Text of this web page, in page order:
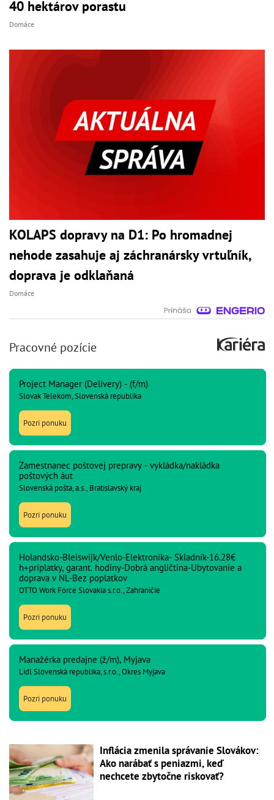
40 hektárov porastu
Domáce
KOLAPS dopravy na D1: Po hromadnej
nehode zasahuje aj záchranársky vrtuľník,
doprava je odklaňaná
Domáce
Pracovné pozície
Project Manager (Delivery) - (f/m)
Slovak Telekom, Slovenská republika
Pozri ponuku
Zamestnanec poštovej prepravy - vykládka/nakládka
poštových áut
Slovenská pošta, a.s., Bratislavský kraj
Pozri ponuku
Holandsko-Bleiswijk/Venlo-Elektronika- Skladník-16.28€
h+príplatky, garant. hodiny-Dobrá angličtina-Ubytovanie a
doprava v NL-Bez poplatkov
OTTO Work Force Slovakia s.r.o., Zahraničie
Pozri ponuku
Manažérka predajne (ž/m), Myjava
Lidl Slovenská republika, s.r.o., Okres Myjava
Pozri ponuku
Inflácia zmenila správanie Slovákov:
Ako narábať s peniazmi, keď
nechcete zbytočne riskovať?